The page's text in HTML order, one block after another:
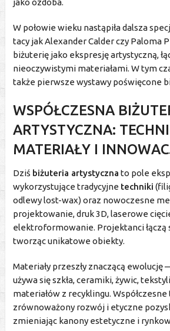
W połowie wieku nastąpiła dalsza
tacy jak Alexander Calder czy Paloma
biżuterię jako ekspresję artystyczną,
nieoczywistymi materiałami. W tym
także pierwsze wystawy poświęcone
WSPÓŁCZESNA
ARTYSTYCZNA:
MATERIAŁY I
Dziś biżuteria artystyczna to pole
wykorzystujące tradycyjne techniki
odlewy lost-wax) oraz nowoczesne
projektowanie, druk 3D, laserowe
elektroformowanie. Projektanci łączą
tworząc unikatowe obiekty.
Materiały przeszły znaczącą ewolucję
używa się szkła, ceramiki, żywic,
materiałów z recyklingu.
zrównoważony rozwój i etyczne
zmieniając kanony estetyczne i